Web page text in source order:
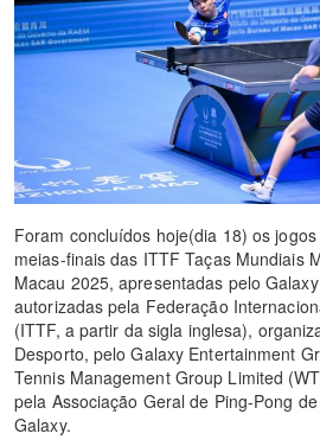
Foram concluídos hoje(dia 18) os
meias-finais das ITTF Taças Mundiais
Macau 2025, apresentadas pelo
autorizadas pela Federação
(ITTF, a partir da sigla inglesa),
Desporto, pelo Galaxy Entertainment
Tennis Management Group Limited
pela Associação Geral de Ping-Pong
Galaxy.